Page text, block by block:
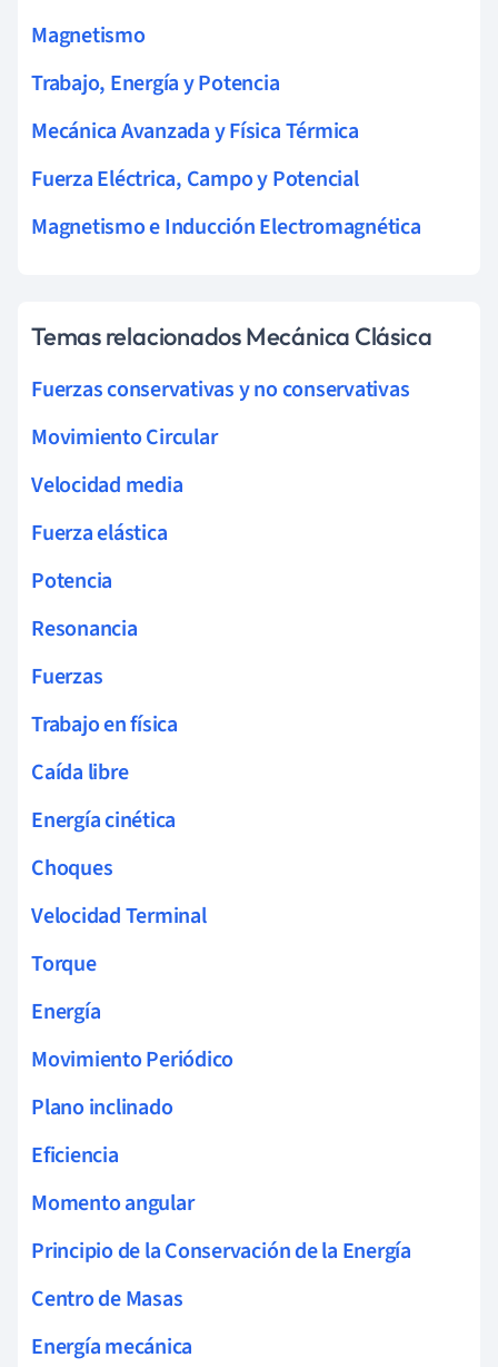
Magnetismo
Trabajo, Energía y Potencia
Mecánica Avanzada y Física Térmica
Fuerza Eléctrica, Campo y Potencial
Magnetismo e Inducción Electromagnética
Temas relacionados Mecánica Clásica
Fuerzas conservativas y no conservativas
Movimiento Circular
Velocidad media
Fuerza elástica
Potencia
Resonancia
Fuerzas
Trabajo en física
Caída libre
Energía cinética
Choques
Velocidad Terminal
Torque
Energía
Movimiento Periódico
Plano inclinado
Eficiencia
Momento angular
Principio de la Conservación de la Energía
Centro de Masas
Energía mecánica